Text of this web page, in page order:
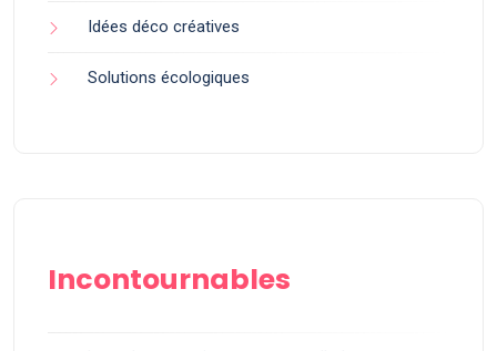
Idées déco créatives
Solutions écologiques
Incontournables